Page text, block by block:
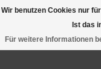
Wir benutzen Cookies nur
Ist das
Für weitere Informationen
← Zurück zum
Eventuell können